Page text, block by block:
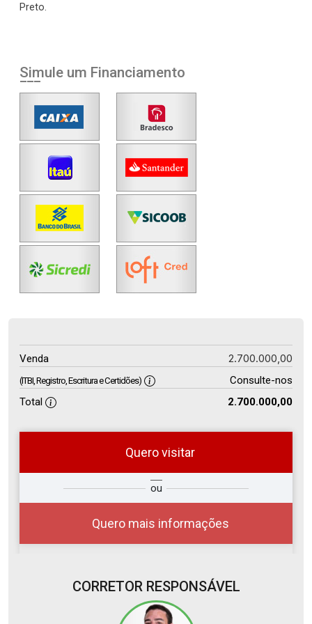
Preto.
Simule um Financiamento
Venda 2.700.000,00
(ITBI, Registro, Escritura e Certidões)
Consulte-nos
Total
2.700.000,00
Quero visitar
ou
Quero mais informações
Qual o melhor dia e horário para
você?
10
CORRETOR RESPONSÁVEL